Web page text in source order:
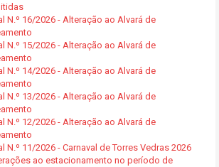
N.º 16/2026 - Alteração ao Alvará de
N.º 15/2026 - Alteração ao Alvará de
N.º 14/2026 - Alteração ao Alvará de
N.º 13/2026 - Alteração ao Alvará de
N.º 12/2026 - Alteração ao Alvará de
N.º 11/2026 - Carnaval de Torres Vedras 2026
ao estacionamento no período de